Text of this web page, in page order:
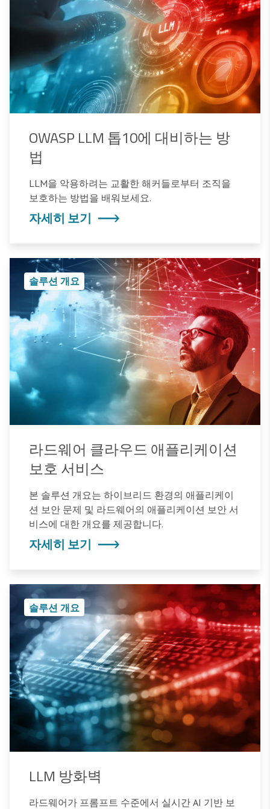
OWASP LLM 톱10에 대비하는 방
법
LLM을 악용하려는 교활한 해커들로부터 조직을
보호하는 방법을 배워보세요.
자세히 보기
솔루션 개요
라드웨어 클라우드 애플리케이션
보호 서비스
본 솔루션 개요는 하이브리드 환경의 애플리케이
션 보안 문제 및 라드웨어의 애플리케이션 보안 서
비스에 대한 개요를 제공합니다.
자세히 보기
솔루션 개요
LLM 방화벽
라드웨어가 프롬프트 수준에서 실시간 AI 기반 보